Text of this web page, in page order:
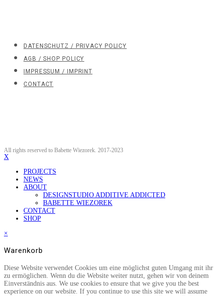
DATENSCHUTZ / PRIVACY POLICY
AGB / SHOP POLICY
IMPRESSUM / IMPRINT
CONTACT
All rights reserved to Babette Wiezorek. 2017-2023
X
PROJECTS
NEWS
ABOUT
DESIGNSTUDIO ADDITIVE ADDICTED
BABETTE WIEZOREK
CONTACT
SHOP
×
Warenkorb
Diese Website verwendet Cookies um eine möglichst guten Umgang mit ihr
zu ermöglichen. Wenn du die Website weiter nutzt, gehen wir von deinem
Einverständnis aus. We use cookies to ensure that we give you the best
experience on our website. If you continue to use this site we will assume